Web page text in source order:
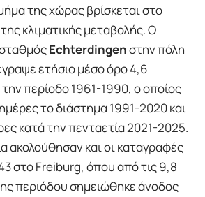
της χώρας βρίσκεται στο
κλιματικής μεταβολής. Ο
Echterdingenστην πόλη
ετήσιο μέσο όρο 4,6
περίοδο 1961-1990, ο οποίος
το διάστημα 1991-2020 και
κατά την πενταετία 2021-2025.
ακολούθησαν και οι καταγραφές
στο Freiburg, όπου από τις 9,8
περιόδου σημειώθηκε άνοδος